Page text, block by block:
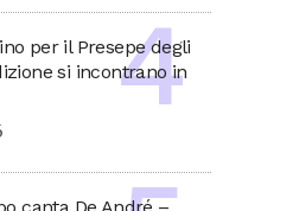
per il Presepe degli
si incontrano in